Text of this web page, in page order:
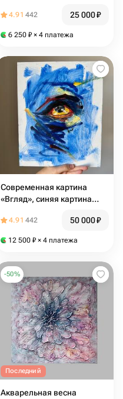
цветы
4.91 442 25 000₽
6 250 ₽ × 4 платежа
Современная картина
«Вгляд», синяя картина
интерьер, картина глаз око
4.91 442 50 000₽
12 500 ₽ × 4 платежа
-50%
Последний
Акварельная весна